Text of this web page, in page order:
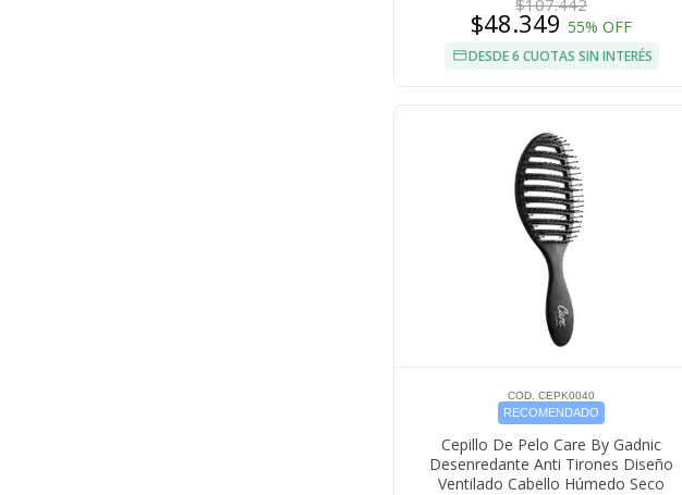
$107.442
$48.349 55% OFF
DESDE 6 CUOTAS SIN INTERÉS
COD. CEPK0040
RECOMENDADO
Cepillo De Pelo Care By Gadnic
Desenredante Anti Tirones Diseño
Ventilado Cabello Húmedo Seco